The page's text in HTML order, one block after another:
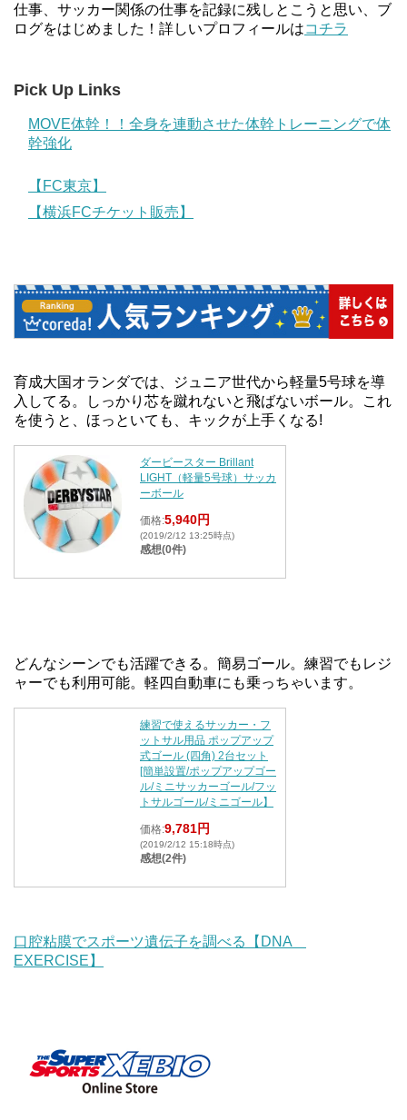
仕事、サッカー関係の仕事を記録に残しとこうと思い、ブ
ログをはじめました！詳しいプロフィールはコチラ
Pick Up Links
MOVE体幹！！全身を連動させた体幹トレーニングで体
幹強化
【FC東京】
【横浜FCチケット販売】
育成大国オランダでは、ジュニア世代から軽量5号球を導
入してる。しっかり芯を蹴れないと飛ばないボール。これ
を使うと、ほっといても、キックが上手くなる!
ダービースター Brillant
LIGHT（軽量5号球）サッカ
ーボール
価格:5,940円
(2019/2/12 13:25時点)
感想(0件)
どんなシーンでも活躍できる。簡易ゴール。練習でもレジ
ャーでも利用可能。軽四自動車にも乗っちゃいます。
練習で使えるサッカー・フ
ットサル用品 ポップアップ
式ゴール (四角) 2台セット
[簡単設置/ポップアップゴー
ル/ミニサッカーゴール/フッ
トサルゴール/ミニゴール】
価格:9,781円
(2019/2/12 15:18時点)
感想(2件)
口腔粘膜でスポーツ遺伝子を調べる【DNA
EXERCISE】